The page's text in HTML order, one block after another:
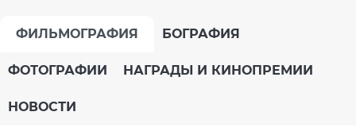
ФИЛЬМОГРАФИЯ БОГРАФИЯ
ФОТОГРАФИИ НАГРАДЫ И КИНОПРЕМИИ
НОВОСТИ